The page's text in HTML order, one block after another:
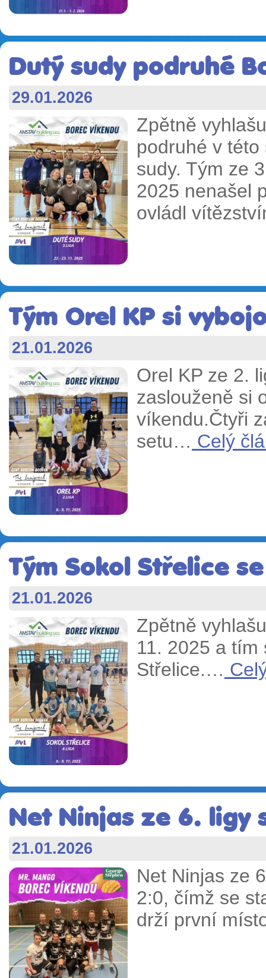
Dutý sudy podruhé
29.01.2026
Zpětně
podruhé v
sudy. Tým ze
2025 nenašel
ovládl
Tým Orel KP si
21.01.2026
Orel KP ze 2.
zaslouženě si
víkendu.Čtyři
setu… Celý
Tým Sokol Střelice
21.01.2026
Zpětně
11. 2025 a tím
Střelice.…
Net Ninjas ze 6. ligy
21.01.2026
Net Ninjas ze
2:0, čímž se
drží první